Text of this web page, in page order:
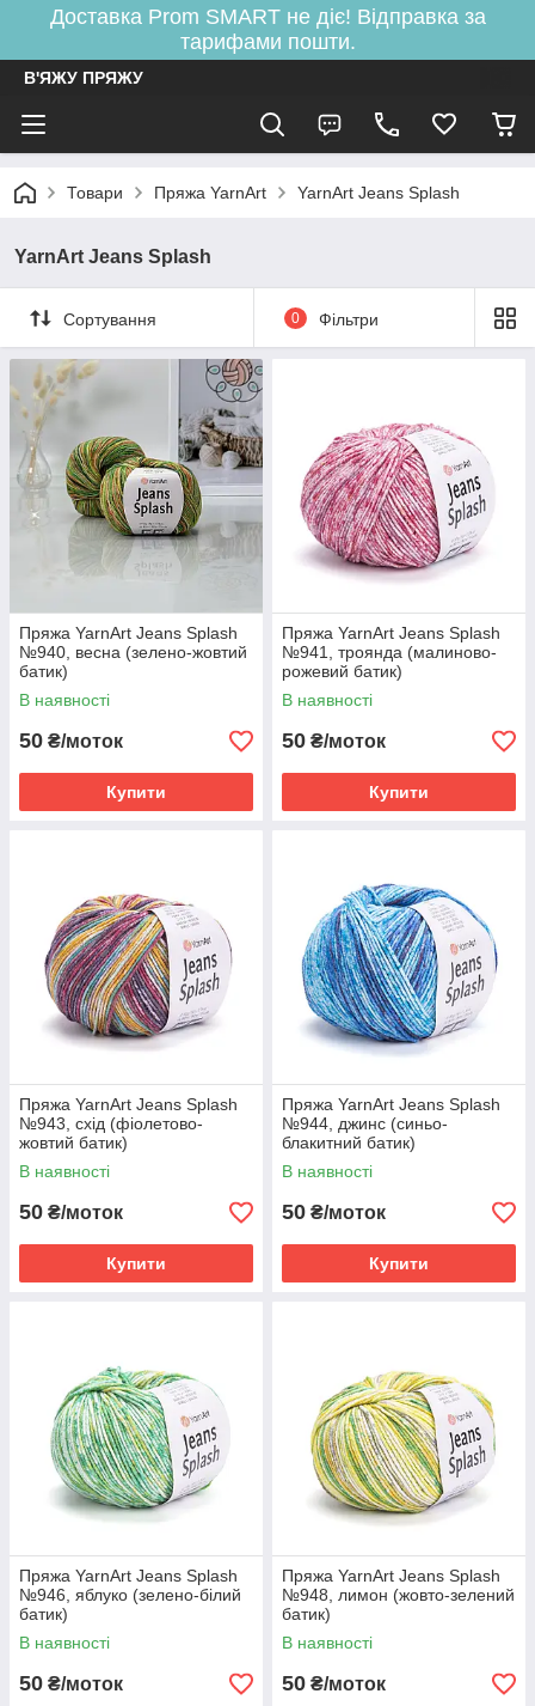
Доставка Prom SMART не діє! Відправка за
тарифами пошти.
В'ЯЖУ ПРЯЖУ
Товари Пряжа YarnArt YarnArt Jeans Splash
YarnArt Jeans Splash
Сортування 0 Фільтри
Пряжа YarnArt Jeans Splash
№940, весна (зелено-жовтий
батик)
В наявності
50 ₴/моток
Купити
Пряжа YarnArt Jeans Splash
№941, троянда (малиново-
рожевий батик)
В наявності
50 ₴/моток
Купити
Пряжа YarnArt Jeans Splash
№943, схід (фіолетово-
жовтий батик)
В наявності
50 ₴/моток
Купити
Пряжа YarnArt Jeans Splash
№944, джинс (синьо-
блакитний батик)
В наявності
50 ₴/моток
Купити
Пряжа YarnArt Jeans Splash
№946, яблуко (зелено-білий
батик)
В наявності
50 ₴/моток
Пряжа YarnArt Jeans Splash
№948, лимон (жовто-зелений
батик)
В наявності
50 ₴/моток